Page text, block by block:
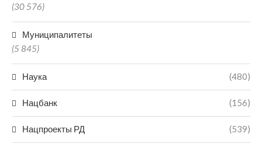
(30 576)
Муниципалитеты
(5 845)
Наука (480)
Нацбанк (156)
Нацпроекты РД (539)